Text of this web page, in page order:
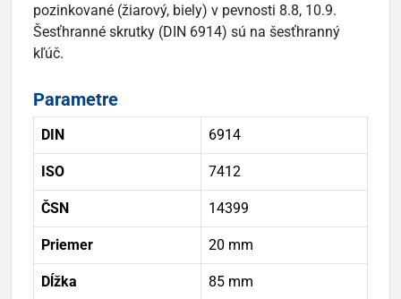
pozinkované (žiarový, biely) v pevnosti 8.8, 10.9.
Šesťhranné skrutky (DIN 6914) sú na šesťhranný
kľúč.
Parametre
DIN 6914
ISO 7412
ČSN 14399
Priemer 20 mm
Dĺžka 85 mm